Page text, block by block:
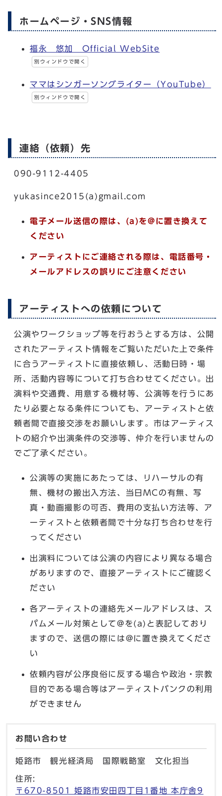
ホームページ・SNS情報
福永 悠加 Official WebSite
別ウィンドウで開く
ママはシンガーソングライター（YouTube）
別ウィンドウで開く
連絡（依頼）先
090-9112-4405
yukasince2015(a)gmail.com
電子メール送信の際は、(a)を@に置き換えて
ください
アーティストにご連絡される際は、電話番号・
メールアドレスの誤りにご注意ください
アーティストへの依頼について
公演やワークショップ等を行おうとする方は、公開
されたアーティスト情報をご覧いただいた上で条件
に合うアーティストに直接依頼し、活動日時・場
所、活動内容等について打ち合わせてください。出
演料や交通費、用意する機材等、公演等を行うにあ
たり必要となる条件についても、アーティストと依
頼者間で直接交渉をお願いします。市はアーティス
トの紹介や出演条件の交渉等、仲介を行いませんの
でご了承ください。
公演等の実施にあたっては、リハーサルの有
無、機材の搬出入方法、当日MCの有無、写
真・動画撮影の可否、費用の支払い方法等、ア
ーティストと依頼者間で十分な打ち合わせを行
ってください
出演料については公演の内容により異なる場合
がありますので、直接アーティストにご確認く
ださい
各アーティストの連絡先メールアドレスは、ス
パムメール対策として@を(a)と表記しており
ますので、送信の際には@に置き換えてくださ
い
依頼内容が公序良俗に反する場合や政治・宗教
目的である場合等はアーティストバンクの利用
ができません
お問い合わせ
姫路市 観光経済局 国際戦略室 文化担当
住所:
〒670-8501 姫路市安田四丁目1番地 本庁舎9